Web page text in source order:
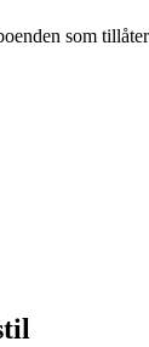
som tillåter